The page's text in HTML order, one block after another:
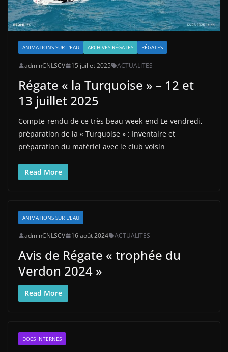
ANIMATIONS SUR L'EAU ARCHIVES RÉGATES RÉGATES
adminCNLSCV 15 juillet 2025 ACTUALITES
Régate « la Turquoise » – 12 et
13 juillet 2025
Compte-rendu de ce très beau week-end Le vendredi,
préparation de la « Turquoise » : Inventaire et
préparation du matériel avec le club voisin
Read More
ANIMATIONS SUR L'EAU
adminCNLSCV 16 août 2024 ACTUALITES
Avis de Régate « trophée du
Verdon 2024 »
Read More
DOCS INTERNES